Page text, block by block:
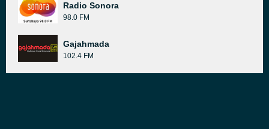
Radio Sonora
98.0 FM
Gajahmada
102.4 FM